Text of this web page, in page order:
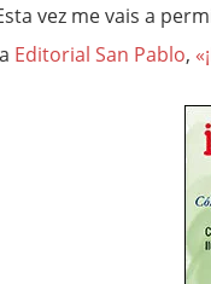
vez me vais a
Editorial San Pablo,